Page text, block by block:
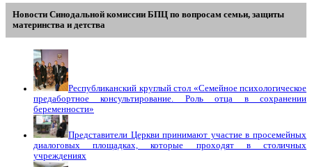
Новости Синодальной комиссии БПЦ по вопросам семьи, защиты
материнства и детства
Республиканский круглый стол «Семейное психологическое
предабортное консультирование. Роль отца в сохранении
беременности»
Представители Церкви принимают участие в просемейных
диалоговых площадках, которые проходят в столичных
учреждениях